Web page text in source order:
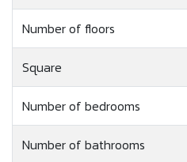
Number of floors
Square
Number of bedrooms
Number of bathrooms